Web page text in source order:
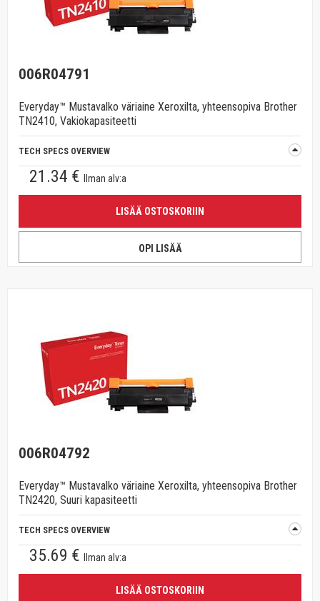
006R04791
Everyday™ Mustavalko väriaine Xeroxilta, yhteensopiva Brother
TN2410, Vakiokapasiteetti
TECH SPECS OVERVIEW
21.34 € Ilman alv:a
LISÄÄ OSTOSKORIIN
OPI LISÄÄ
006R04792
Everyday™ Mustavalko väriaine Xeroxilta, yhteensopiva Brother
TN2420, Suuri kapasiteetti
TECH SPECS OVERVIEW
35.69 € Ilman alv:a
LISÄÄ OSTOSKORIIN